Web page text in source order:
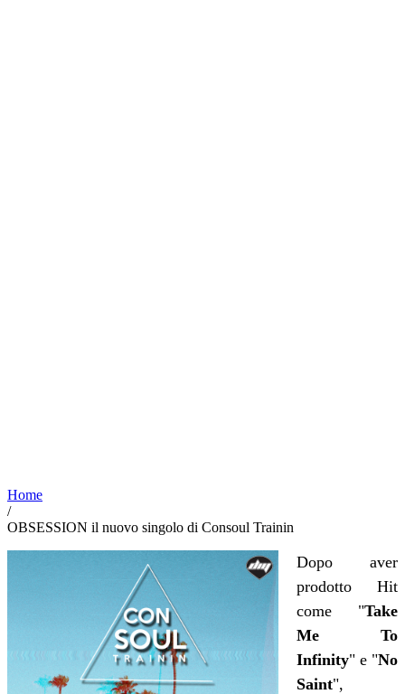
Home
/
OBSESSION il nuovo singolo di Consoul Trainin
Dopo aver
prodotto Hit
come "Take
Me To
Infinity" e "No
Saint",